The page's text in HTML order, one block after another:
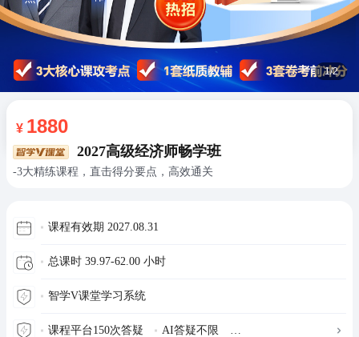
1/2
¥ 1880
2027高级经济师畅学班
-3大精练课程，直击得分要点，高效通关
课程有效期 2027.08.31
总课时 39.97-62.00 小时
智学V课堂学习系统
课程平台150次答疑 AI答疑不限